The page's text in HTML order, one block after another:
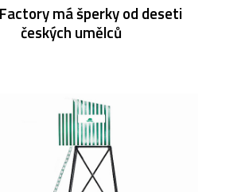
má šperky od deseti
českých umělců